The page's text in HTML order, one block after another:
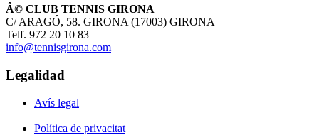
Â© CLUB TENNIS GIRONA
C/ ARAGÓ, 58. GIRONA (17003) GIRONA
Telf. 972 20 10 83
info@tennisgirona.com
Legalidad
Avís legal
Política de privacitat